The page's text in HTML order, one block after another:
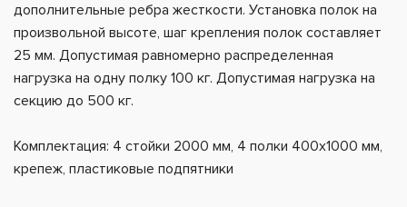
дополнительные ребра жесткости. Установка полок на
произвольной высоте, шаг крепления полок составляет
25 мм. Допустимая равномерно распределенная
нагрузка на одну полку 100 кг. Допустимая нагрузка на
секцию до 500 кг.
Комплектация: 4 стойки 2000 мм, 4 полки 400х1000 мм,
крепеж, пластиковые подпятники